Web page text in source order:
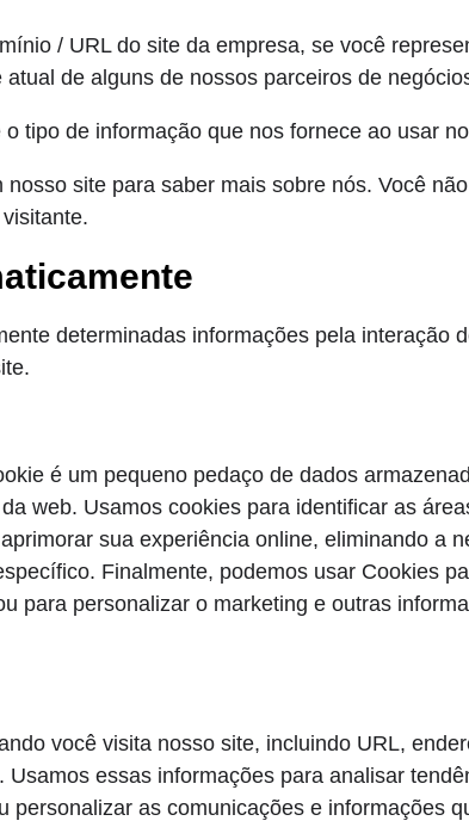
/ URL do site da empresa, se você
de alguns de nossos parceiros de
tipo de informação que nos fornece ao usar
site para saber mais sobre nós. Você
determinadas informações pela interação
é um pequeno pedaço de dados
web. Usamos cookies para identificar as
sua experiência online, eliminando a
Finalmente, podemos usar Cookies
para personalizar o marketing e outras
você visita nosso site, incluindo URL,
essas informações para analisar
as comunicações e informações